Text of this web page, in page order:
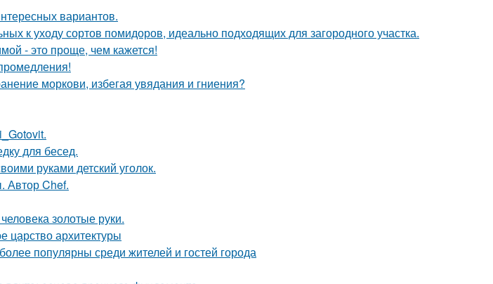
вариантов.
к уходу сортов помидоров, идеально подходящих для загородного участка.
- это проще, чем кажется!
моркови, избегая увядания и гниения?
для бесед.
руками детский уголок.
Chef.
золотые руки.
царство архитектуры
популярны среди жителей и гостей города